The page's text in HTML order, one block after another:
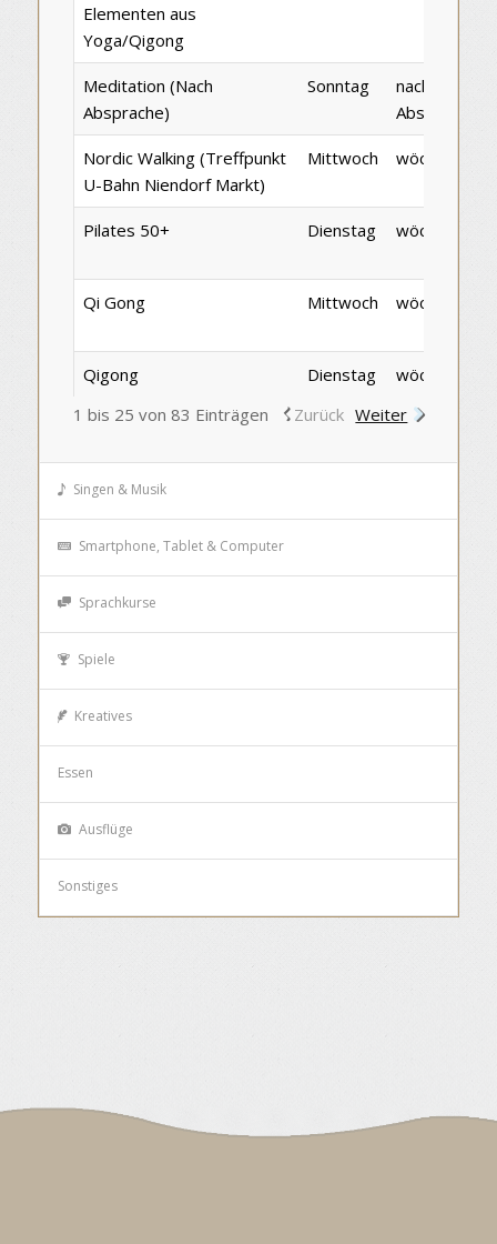
Elementen aus
Yoga/Qigong
Meditation (Nach
Absprache)
Sonntag
nach
Absprache
Nordic Walking (Treffpunkt
U-Bahn Niendorf Markt)
Mittwoch wöchentlich
Pilates 50+ Dienstag wöchentlich
Qi Gong Mittwoch wöchentlich
Qigong Dienstag
wöchentlich
1 bis 25 von 83 Einträgen
Zurück Weiter
Singen & Musik
Smartphone, Tablet & Computer
Sprachkurse
Spiele
Kreatives
Essen
Ausflüge
Sonstiges